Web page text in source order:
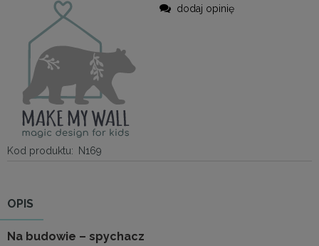
Kod produktu: N169
dodaj opinię
OPIS
Na budowie – spychacz